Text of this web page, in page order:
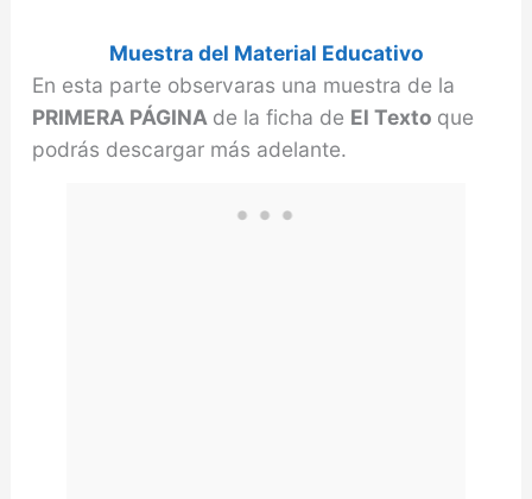
y
V
Muestra del Material Educativo
En esta parte observaras una muestra de la
PRIMERA PÁGINA de la ficha de El Texto que
podrás descargar más adelante.